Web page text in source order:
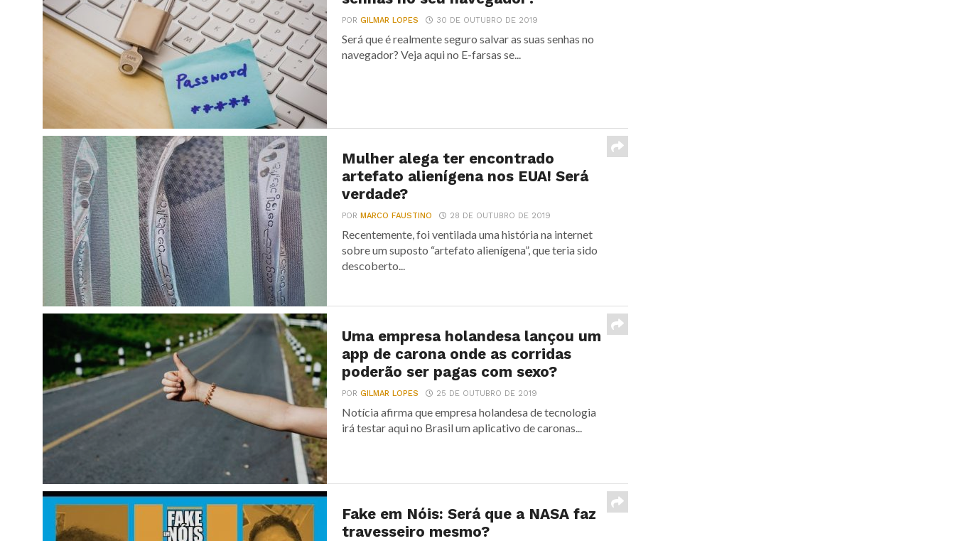
PORGILMAR LOPES 30 DE OUTUBRO DE 2019
Será que é realmente seguro salvar as suas senhas no
navegador? Veja aqui no E-farsas se...
Mulher alega ter encontrado
artefato alienígena nos EUA! Será
verdade?
PORMARCO FAUSTINO 28 DE OUTUBRO DE 2019
Recentemente, foi ventilada uma história na internet
sobre um suposto “artefato alienígena”, que teria sido
descoberto...
Uma empresa holandesa lançou um
app de carona onde as corridas
poderão ser pagas com sexo?
PORGILMAR LOPES 25 DE OUTUBRO DE 2019
Notícia afirma que empresa holandesa de tecnologia
irá testar aqui no Brasil um aplicativo de caronas...
Fake em Nóis: Será que a NASA faz
travesseiro mesmo?